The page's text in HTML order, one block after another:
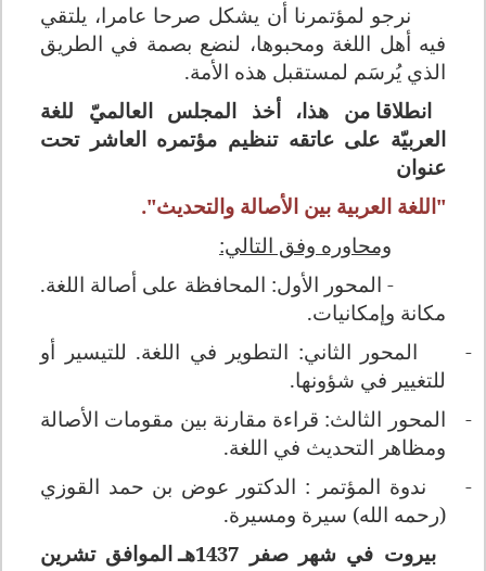
نرجو لمؤتمرنا أن يشكل صرحا عامرا، يلتقي
فيه أهل اللغة ومحبوها، لنضع بصمة في الطريق
الذي يُرسَم لمستقبل هذه الأمة.
انطلاقا من هذا، أخذ المجلس العالميّ للغة
العربيّة على عاتقه تنظيم مؤتمره العاشر تحت
عنوان
"اللغة العربية بين الأصالة والتحديث".
ومحاوره وفق التالي:
- المحور الأول: المحافظة على أصالة اللغة.
مكانة وإمكانيات.
-
المحور الثاني: التطوير في اللغة. للتيسير أو
للتغيير في شؤونها.
-
المحور الثالث: قراءة مقارنة بين مقومات الأصالة
ومظاهر التحديث في اللغة.
-
ندوة المؤتمر : الدكتور عوض بن حمد القوزي
(رحمه الله) سيرة ومسيرة.
بيروت في شهر صفر 1437هـ الموافق تشرين